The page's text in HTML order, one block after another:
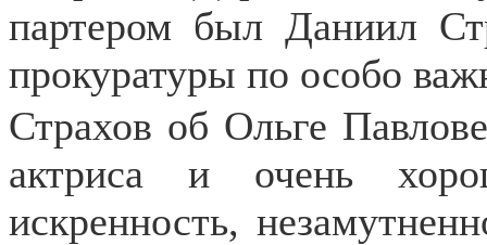
партером был Даниил
прокуратуры по особо
Страхов об Ольге
актриса и очень
искренность,